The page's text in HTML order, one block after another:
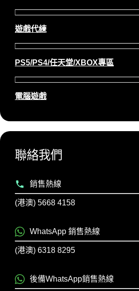
遊戲代練
PS5/PS4/任天堂/XBOX專區
電腦遊戲
聯絡我們
銷售熱線
(港澳) 5668 4158
WhatsApp 銷售熱線
(港澳) 6318 8295
後備WhatsApp銷售熱線